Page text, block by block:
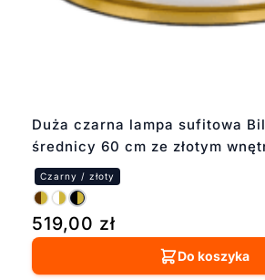
Duża czarna lampa sufitowa
średnicy 60 cm ze złotym
519,00 zł
Do koszyka